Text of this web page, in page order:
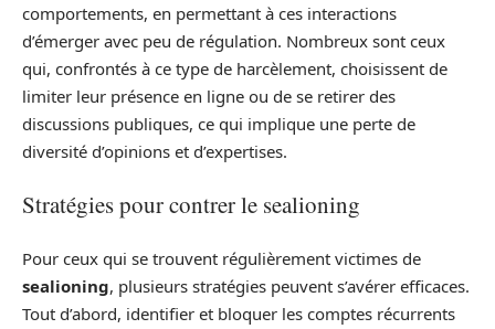
comportements, en permettant à ces interactions
d’émerger avec peu de régulation. Nombreux sont ceux
qui, confrontés à ce type de harcèlement, choisissent de
limiter leur présence en ligne ou de se retirer des
discussions publiques, ce qui implique une perte de
diversité d’opinions et d’expertises.
Stratégies pour contrer le sealioning
Pour ceux qui se trouvent régulièrement victimes de
sealioning, plusieurs stratégies peuvent s’avérer efficaces.
Tout d’abord, identifier et bloquer les comptes récurrents